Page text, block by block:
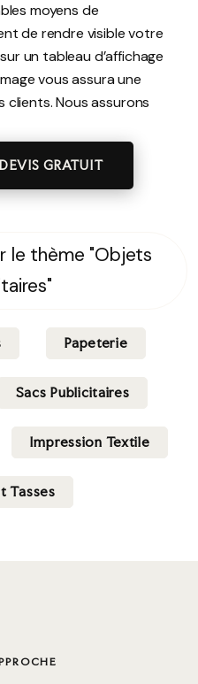
moyens de
de rendre visible votre
un tableau d’affichage
vous assura une
clients. Nous assurons
GRATUIT
le thème "Objets
Papeterie
Sacs Publicitaires
Impression Textile
Tasses